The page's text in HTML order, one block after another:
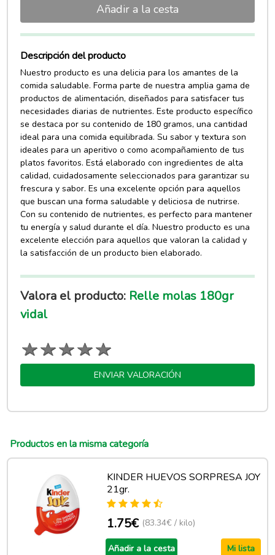
Añadir a la cesta
Descripción del producto
Nuestro producto es una delicia para los amantes de la
comida saludable. Forma parte de nuestra amplia gama de
productos de alimentación, diseñados para satisfacer tus
necesidades diarias de nutrientes. Este producto específico
se destaca por su contenido de 180 gramos, una cantidad
ideal para una comida equilibrada. Su sabor y textura son
ideales para un aperitivo o como acompañamiento de tus
platos favoritos. Está elaborado con ingredientes de alta
calidad, cuidadosamente seleccionados para garantizar su
frescura y sabor. Es una excelente opción para aquellos
que buscan una forma saludable y deliciosa de nutrirse.
Con su contenido de nutrientes, es perfecto para mantener
tu energía y salud durante el día. Nuestro producto es una
excelente elección para aquellos que valoran la calidad y
la satisfacción de un producto bien elaborado.
Valora el producto: Relle molas 180gr
vidal
ENVIAR VALORACIÓN
Productos en la misma categoría
KINDER HUEVOS SORPRESA JOY
21gr.
1.75€ (83.34€ / kilo)
Añadir a la cesta Mi lista